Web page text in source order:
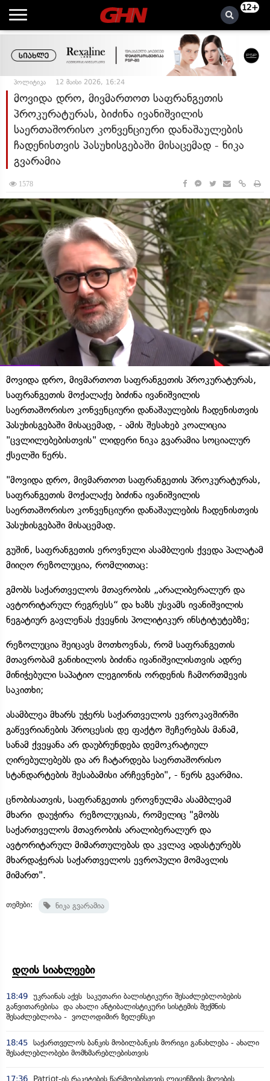
12+
პოლიტიკა 12 მაისი 2026, 16:24
მოვიდა დრო, მივმართოთ საფრანგეთის
პროკურატურას, ბიძინა ივანიშვილის
საერთაშორისო კონვენციური დანაშაულების
ჩადენისთვის პასუხისგებაში მისაცემად - ნიკა
გვარამია
1578
მოვიდა დრო, მივმართოთ საფრანგეთის პროკურატურას,
საფრანგეთის მოქალაქე ბიძინა ივანიშვილის
საერთაშორისო კონვენციური დანაშაულების ჩადენისთვის
პასუხისგებაში მისაცემად, - ამის შესახებ კოალიცია
"ცვლილებებისთვის" ლიდერი ნიკა გვარამია სოციალურ
ქსელში წერს.
"მოვიდა დრო, მივმართოთ საფრანგეთის პროკურატურას,
საფრანგეთის მოქალაქე ბიძინა ივანიშვილის
საერთაშორისო კონვენციური დანაშაულების ჩადენისთვის
პასუხისგებაში მისაცემად.
გუშინ, საფრანგეთის ეროვნული ასამბლეის ქვედა პალატამ
მიიღო რეზოლუცია, რომლითაც:
გმობს საქართველოს მთავრობის „არალიბერალურ და
ავტორიტარულ რეგრესს“ და ხაზს უსვამს ივანიშვილის
ნეგატიურ გავლენას ქვეყნის პოლიტიკურ ინსტიტუტებზე;
რეზოლუცია შეიცავს მოთხოვნას, რომ საფრანგეთის
მთავრობამ განიხილოს ბიძინა ივანიშვილისთვის ადრე
მინიჭებული საპატიო ლეგიონის ორდენის ჩამორთმევის
საკითხი;
ასამბლეა მხარს უჭერს საქართველოს ევროკავშირში
გაწევრიანების პროცესის დე ფაქტო შეჩერებას მანამ,
სანამ ქვეყანა არ დაუბრუნდება დემოკრატიულ
ღირებულებებს და არ ჩატარდება საერთაშორისო
სტანდარტების შესაბამისი არჩევნები", - წერს გვარმია.
ცნობისათვის, საფრანგეთის ეროვნულმა ასამბლეამ
მხარი დაუჭირა რეზოლუციას, რომელიც "გმობს
საქართველოს მთავრობის არალიბერალურ და
ავტორიტარულ მიმართულებას და კვლავ ადასტურებს
მხარდაჭერას საქართველოს ევროპული მომავლის
მიმართ".
თემები: ნიკა გვარამია
დღის სიახლეები
18:49 უკრაინას აქვს საკუთარი ბალისტიკური შესაძლებლობების
განვითარებისა და ახალი ანტიბალისტიკური სისტემის შექმნის
შესაძლებლობა - ვოლოდიმირ ზელენსკი
18:45 საქართველოს ბანკის მობილბანკის მორიგი განახლება - ახალი
შესაძლებლობები მომხმარებლებისთვის
17:36 Patriot-ის რაკეტების წარმოებისთვის ლიცენზიის მიღების